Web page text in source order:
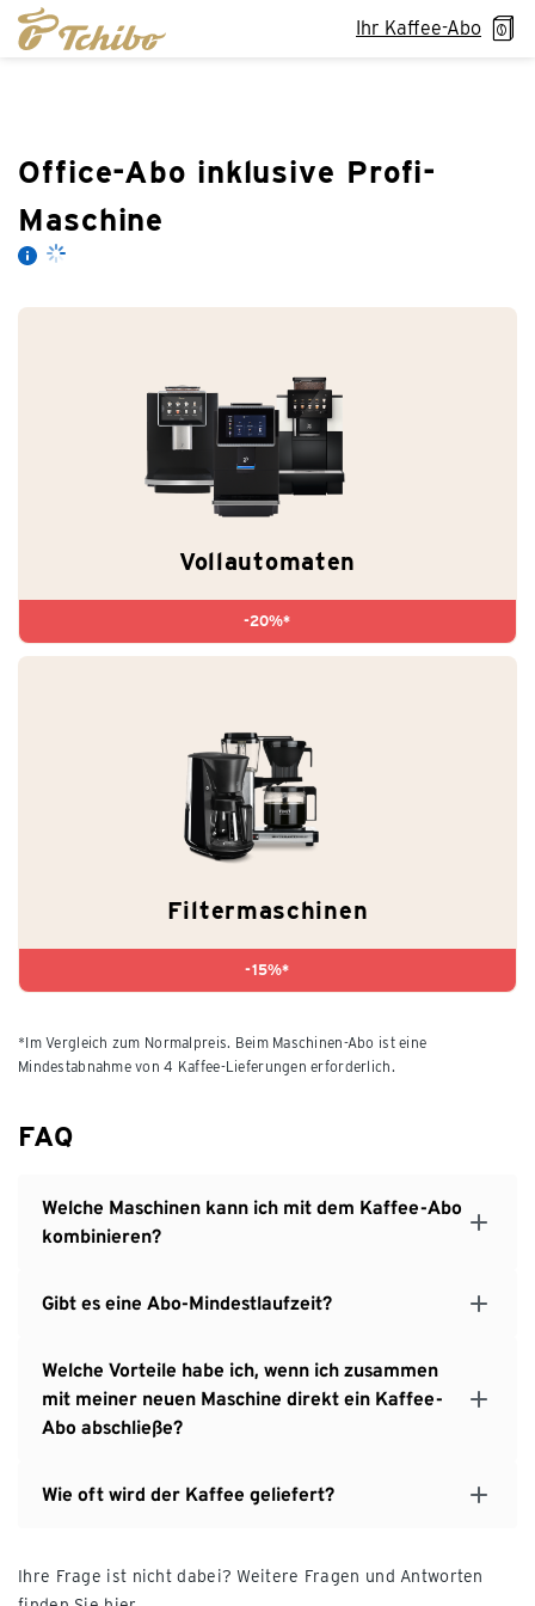
Ihr Kaffee-Abo
Office-Abo inklusive Profi-
Maschine
Vollautomaten
-20%*
Filtermaschinen
-15%*
*Im Vergleich zum Normalpreis. Beim Maschinen-Abo ist eine
Mindestabnahme von 4 Kaffee-Lieferungen erforderlich.
FAQ
Welche Maschinen kann ich mit dem Kaffee-Abo
kombinieren?
Gibt es eine Abo-Mindestlaufzeit?
Welche Vorteile habe ich, wenn ich zusammen
mit meiner neuen Maschine direkt ein Kaffee-
Abo abschließe?
Wie oft wird der Kaffee geliefert?
Ihre Frage ist nicht dabei? Weitere Fragen und Antworten